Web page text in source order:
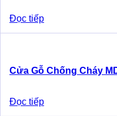
Đọc tiếp
Cửa Gỗ Chống Cháy
Đọc tiếp